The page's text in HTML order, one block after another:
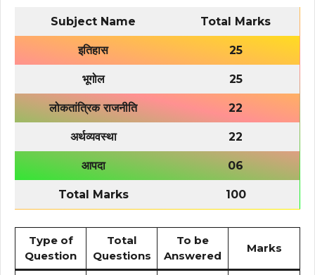
Subject Name Total Marks
इतिहास 25
भूगोल 25
लोकतांत्रिक राजनीति 22
अर्थव्यवस्था 22
आपदा 06
Total Marks 100
Type of
Question
Total
Questions
To be
Answered
Marks